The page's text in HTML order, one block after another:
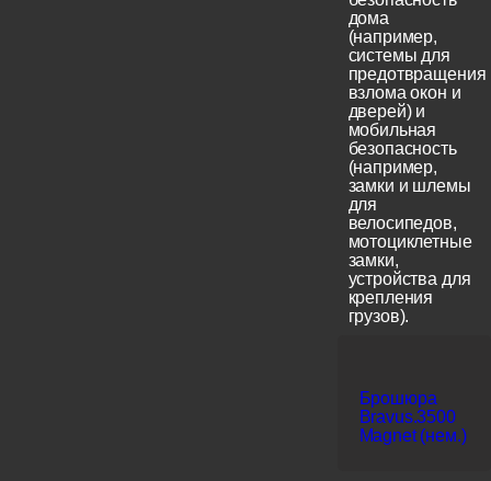
дома
(например,
системы для
предотвращения
взлома окон и
дверей) и
мобильная
безопасность
(например,
замки и шлемы
для
велосипедов,
мотоциклетные
замки,
устройства для
крепления
грузов).
Брошюра
Bravus.3500
Magnet (нем.)